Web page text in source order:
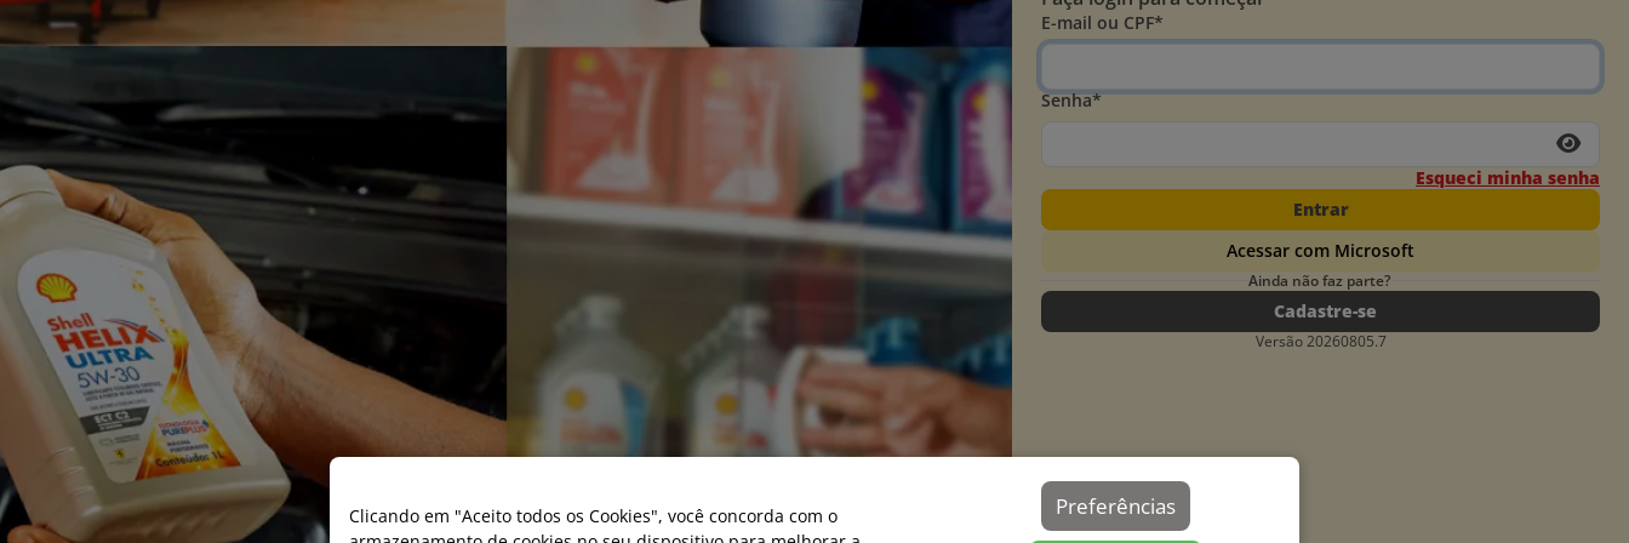
Clicando em "Aceito todos os Cookies", você concorda com o
Preferências
E-mail ou CPF*
Senha*
Esqueci minha senha
Entrar
Acessar com Microsoft
Ainda não faz parte?
Cadastre-se
Versão 20260805.7